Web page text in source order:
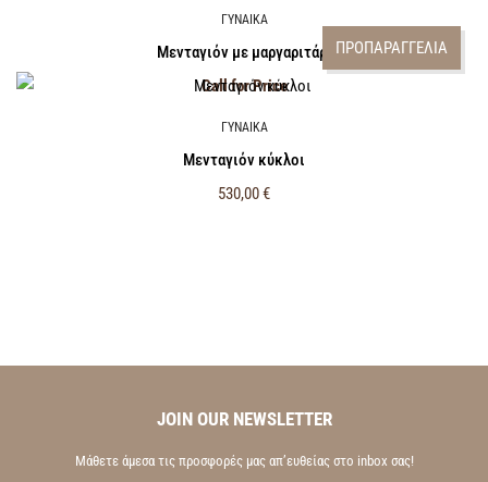
ΠΡΟΠΑΡΑΓΓΕΛΙΑ
ΓΥΝΑΙΚΑ
Μενταγιόν με μαργαριτάρι
Call for Price
ΓΥΝΑΙΚΑ
Μενταγιόν κύκλοι
530,00€
JOIN OUR NEWSLETTER
Μάθετε άμεσα τις προσφορές μας απ’ευθείας στο inbox σας!